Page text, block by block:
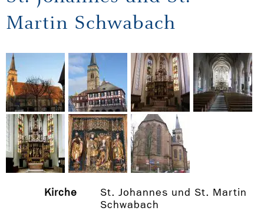
Martin Schwabach
Kirche
St. Johannes und St. Martin
Schwabach